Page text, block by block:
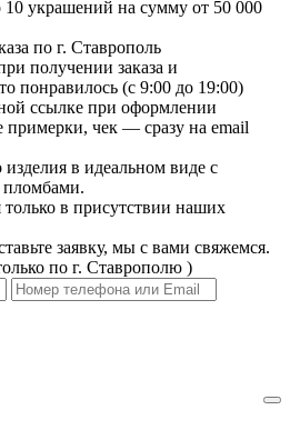
10 украшений на сумму от 50 000
по г. Ставрополь
получении заказа и
понравилось (с 9:00 до 19:00)
ссылке при оформлении
примерки, чек — сразу на email
в идеальном виде с
в присутствии наших
заявку, мы с вами свяжемся.
по г. Ставрополю )